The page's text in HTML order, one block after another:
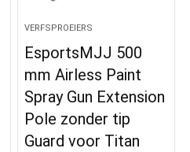
VERFSPROEIERS
EsportsMJJ 500
mm Airless Paint
Spray Gun Extension
Pole zonder tip
Guard voor Titan